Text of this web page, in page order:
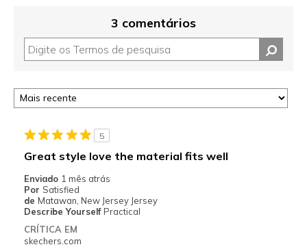
3 comentários
5
Great style love the material fits well
Enviado 1 mês atrás
Por Satisfied
de Matawan, New Jersey Jersey
Describe Yourself Practical
CRÍTICA EM
skechers.com